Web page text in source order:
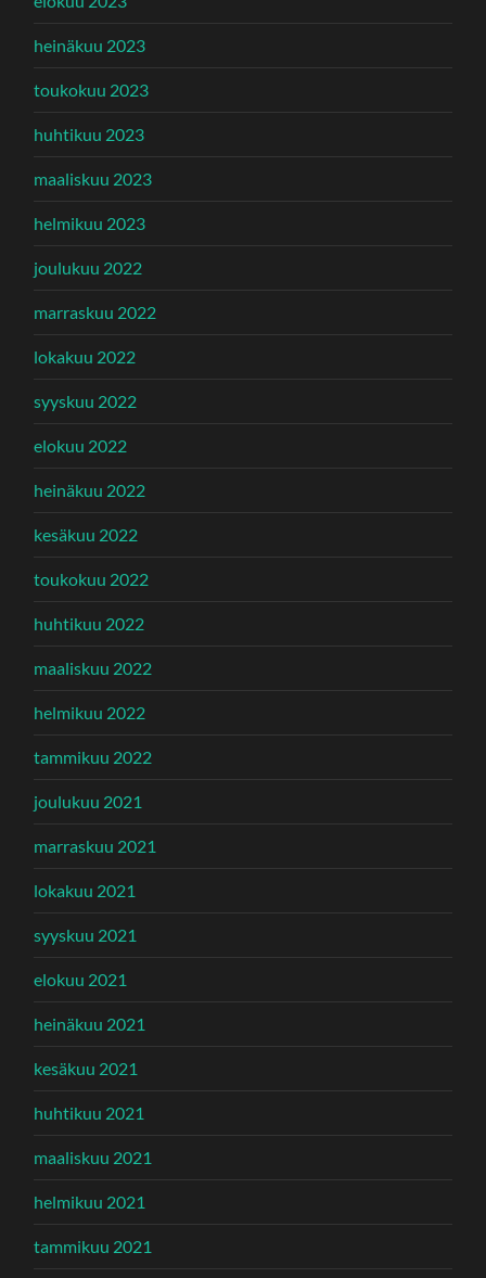
heinäkuu 2023
toukokuu 2023
huhtikuu 2023
maaliskuu 2023
helmikuu 2023
joulukuu 2022
marraskuu 2022
lokakuu 2022
syyskuu 2022
elokuu 2022
heinäkuu 2022
kesäkuu 2022
toukokuu 2022
huhtikuu 2022
maaliskuu 2022
helmikuu 2022
tammikuu 2022
joulukuu 2021
marraskuu 2021
lokakuu 2021
syyskuu 2021
elokuu 2021
heinäkuu 2021
kesäkuu 2021
huhtikuu 2021
maaliskuu 2021
helmikuu 2021
tammikuu 2021